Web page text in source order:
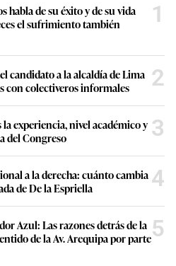
habla de su éxito y de su vida
el sufrimiento también
1
candidato a la alcaldía de Lima
con colectiveros informales
2
experiencia, nivel académico y
del Congreso
3
a la derecha: cuánto cambia
de De la Espriella
4
Azul: Las razones detrás de la
de la Av. Arequipa por parte5